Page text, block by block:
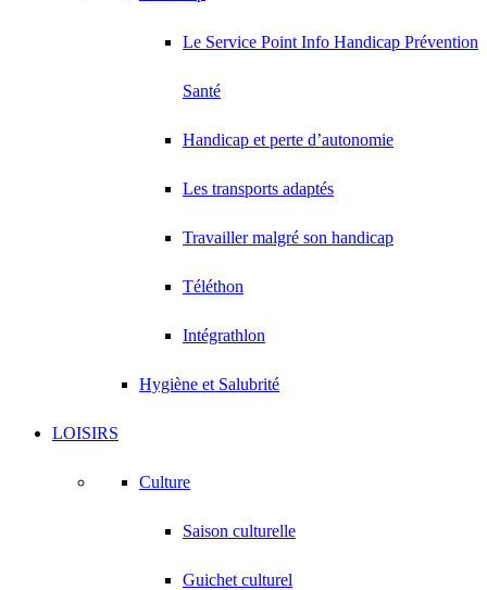
Le Service Point Info Handicap Prévention
Santé
Handicap et perte d’autonomie
Les transports adaptés
Travailler malgré son handicap
Téléthon
Intégrathlon
Hygiène et Salubrité
LOISIRS
Culture
Saison culturelle
Guichet culturel